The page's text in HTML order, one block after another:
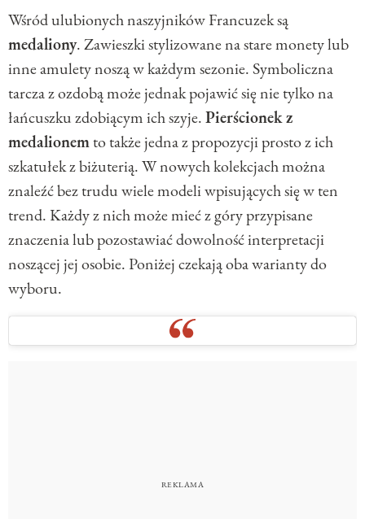
Wśród ulubionych naszyjników Francuzek są
medaliony. Zawieszki stylizowane na stare monety lub
inne amulety noszą w każdym sezonie. Symboliczna
tarcza z ozdobą może jednak pojawić się nie tylko na
łańcuszku zdobiącym ich szyje.Pierścionek z
medalionemto także jedna z propozycji prosto z ich
szkatułek z biżuterią. W nowych kolekcjach można
znaleźć bez trudu wiele modeli wpisujących się w ten
trend. Każdy z nich może mieć z góry przypisane
znaczenia lub pozostawiać dowolność interpretacji
noszącej jej osobie. Poniżej czekają oba warianty do
wyboru.